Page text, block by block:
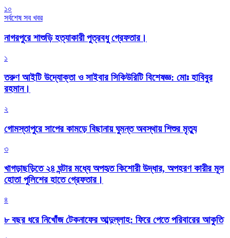
১০
সর্বশেষ সব খবর
নাগরপুরে শাশুড়ি হত্যাকারী পুত্রবধু গ্রেফতার।
১
তরুণ আইটি উদ্যোক্তা ও সাইবার সিকিউরিটি বিশেষজ্ঞ: মোঃ হাবিবুর
রহমান।
২
গোমস্তাপুরে সাপের কামড়ে বিছানায় ঘুমন্ত অবস্থায় শিশুর মৃত্যু
৩
খাগড়াছড়িতে ২৪ ঘন্টার মধ্যে অপহৃত কিশোরী উদ্ধার, অপহরণ কারীর মূল
হোতা পুলিশের হাতে গ্রেফতার।
৪
৮ বছর ধরে নিখোঁজ টেকনাফের আব্দুল্লাহ: ফিরে পেতে পরিবারের আকুতি